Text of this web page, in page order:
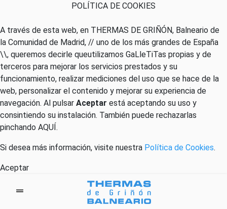
POLÍTICA DE COOKIES
A través de esta web, en THERMAS DE GRIÑÓN, Balneario de
la Comunidad de Madrid, // uno de los más grandes de España
\\, queremos decirle queutilizamos GaLleTiTas propias y de
terceros para mejorar los servicios prestados y su
funcionamiento, realizar mediciones del uso que se hace de la
web, personalizar el contenido y mejorar su experiencia de
navegación. Al pulsar Aceptar está aceptando su uso y
consintiendo su instalación. También puede rechazarlas
pinchando AQUÍ.
Si desea más información, visite nuestra Política de Cookies.
Aceptar